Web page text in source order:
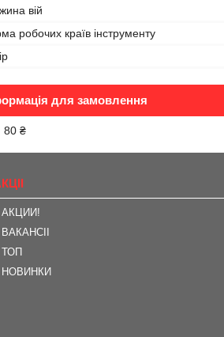
вій
робочих країв інструменту
для замовлення
80 ₴
АКЦИИ!
ВАКАНСІІ
ТОП
НОВИНКИ